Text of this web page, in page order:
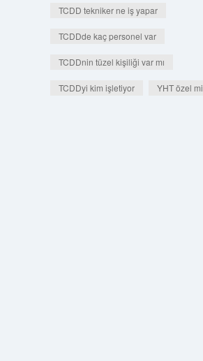
TCDD tekniker ne iş yapar
TCDDde kaç personel var
TCDDnin tüzel kişiliği var mı
TCDDyi kim işletiyor YHT özel mi